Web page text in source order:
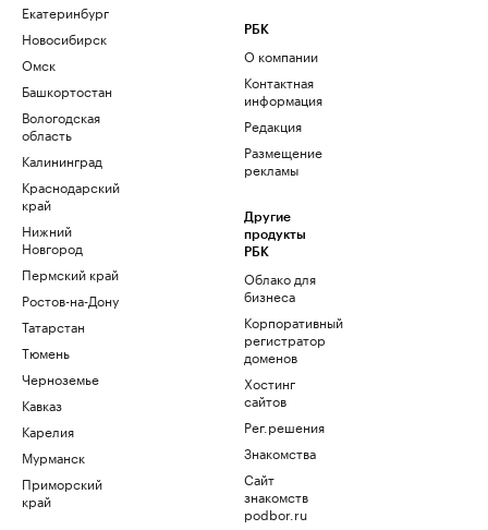
Екатеринбург
Новосибирск
Омск
Башкортостан
Вологодская
область
Калининград
Краснодарский
край
Нижний
Новгород
Пермский край
Ростов-на-Дону
Татарстан
Тюмень
Черноземье
Кавказ
Карелия
Мурманск
Приморский
край
РБК
О компании
Контактная
информация
Редакция
Размещение
рекламы
Другие
продукты
РБК
Облако для
бизнеса
Корпоративный
регистратор
доменов
Хостинг
сайтов
Рег.решения
Знакомства
Сайт
знакомств
podbor.ru